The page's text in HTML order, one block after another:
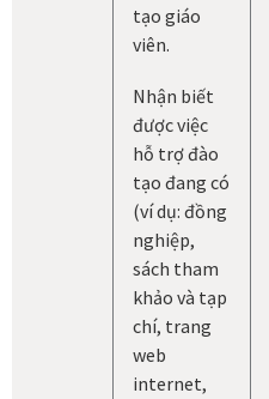
tạo giáo
viên.
Nhận biết
được việc
hỗ trợ đào
tạo đang có
(ví dụ: đồng
nghiệp,
sách tham
khảo và tạp
chí, trang
web
internet,